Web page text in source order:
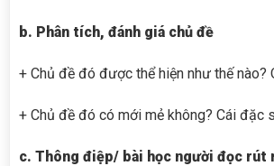
b. Phân tích, đánh giá chủ đề
+ Chủ đề đó được thể hiện như thế nào?
+ Chủ đề đó có mới mẻ không? Cái đặc
c. Thông điệp/ bài học người đọc rút